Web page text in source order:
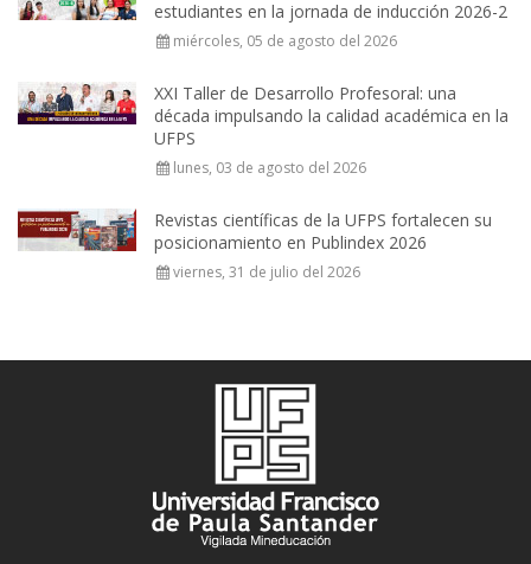
estudiantes en la jornada de inducción 2026-2
miércoles, 05 de agosto del 2026
XXI Taller de Desarrollo Profesoral: una
década impulsando la calidad académica en la
UFPS
lunes, 03 de agosto del 2026
Revistas científicas de la UFPS fortalecen su
posicionamiento en Publindex 2026
viernes, 31 de julio del 2026